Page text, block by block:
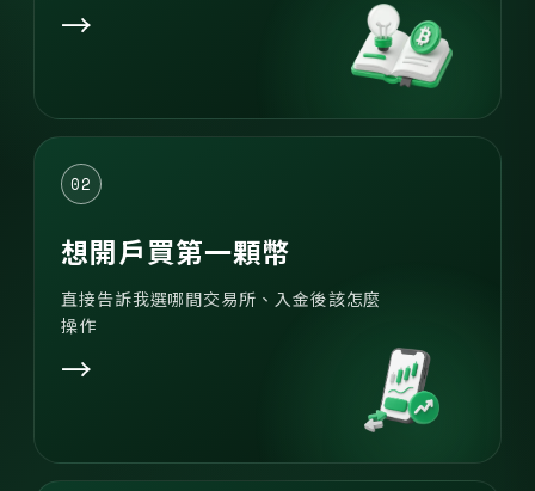
→
02
想開戶買第一顆幣
直接告訴我選哪間交易所、入金後該怎麼
操作
→